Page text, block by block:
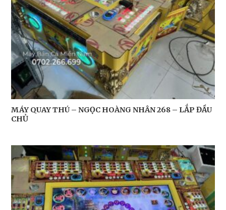
MÁY QUAY THÚ – NGỌC HOÀNG NHÂN 268 – LẮP ĐẦU
CHỦ